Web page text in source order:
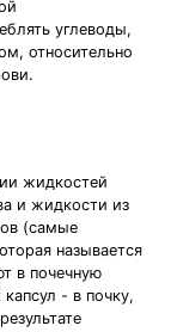
углеводы,
относительно
жидкостей
и жидкости из
(самые
называется
в почечную
- в почку,